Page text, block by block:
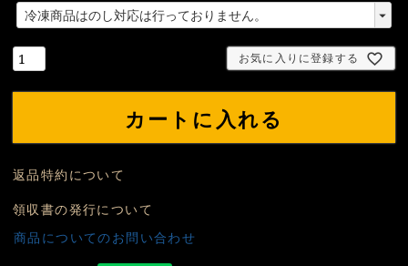
(
必
お気に入りに登録する
カートに入れる
返品特約について
領収書の発行について
商品についてのお問い合わせ